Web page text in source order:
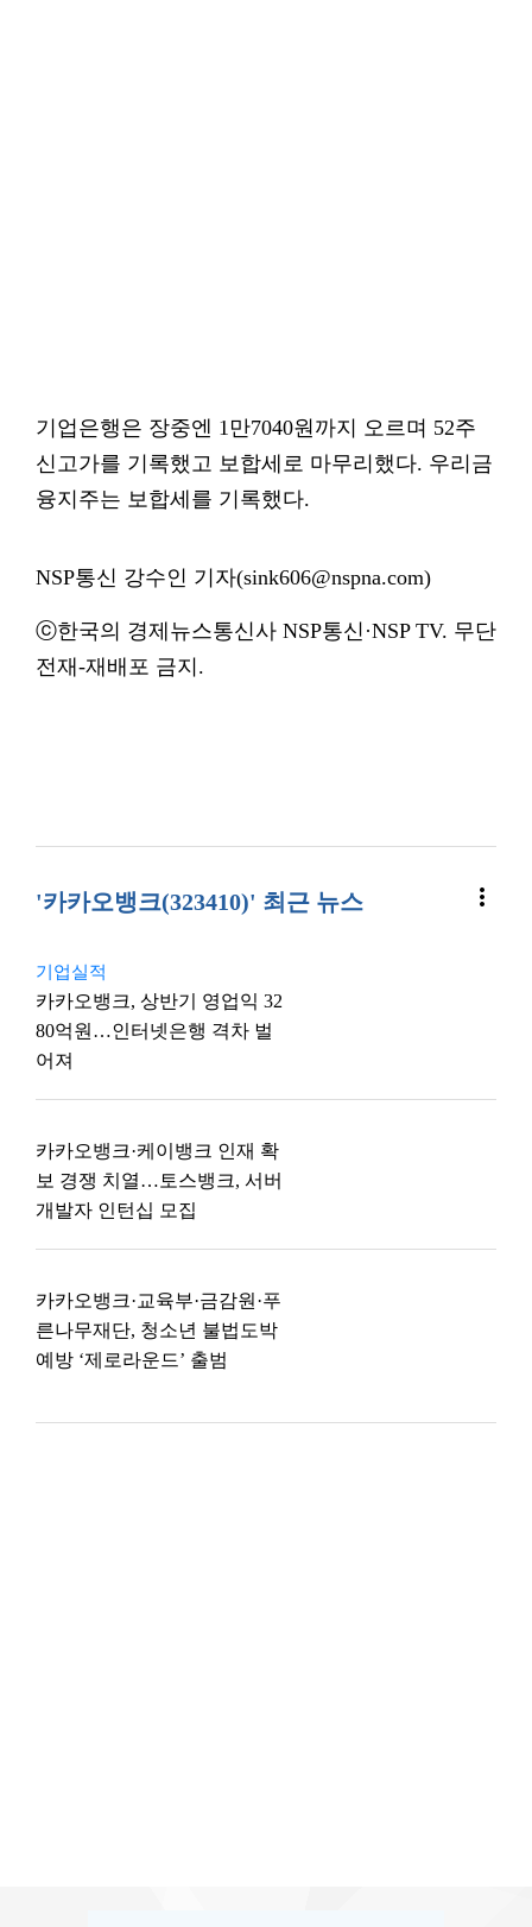
기업은행은 장중엔 1만7040원까지 오르며 52주
신고가를 기록했고 보합세로 마무리했다. 우리금
융지주는 보합세를 기록했다.
NSP통신 강수인 기자(sink606@nspna.com)
ⓒ한국의 경제뉴스통신사 NSP통신·NSP TV. 무단
전재-재배포 금지.
'카카오뱅크(323410)' 최근 뉴스 more_vert
기업실적
카카오뱅크, 상반기 영업익 32
80억원…인터넷은행 격차 벌
어져
카카오뱅크·케이뱅크 인재 확
보 경쟁 치열…토스뱅크, 서버
개발자 인턴십 모집
카카오뱅크·교육부·금감원·푸
른나무재단, 청소년 불법도박
예방 ‘제로라운드’ 출범